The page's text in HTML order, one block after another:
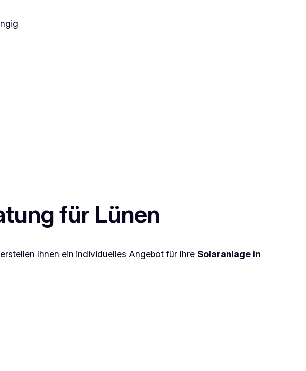
für Lünen
Ihnen ein individuelles Angebot für Ihre Solaranlage in